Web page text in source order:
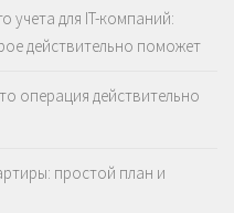
учета для IT-компаний:
действительно поможет
операция действительно
простой план и